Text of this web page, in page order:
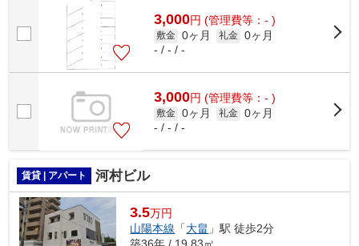
3,000円 (管理費等：- )
敷金 0ヶ月 礼金 0ヶ月
- / - / -
3,000円 (管理費等：- )
敷金 0ヶ月 礼金 0ヶ月
- / - / -
賃貸 | アパート 河村ビル
3.5万円
山陽本線 「大畠 」駅 徒歩2分